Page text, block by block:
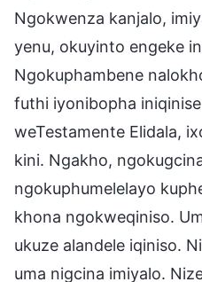
Ngokwenza kanjalo,
yenu, okuyinto engeke
Ngokuphambene
futhi iyonibopha
weTestamente Elidala,
kini. Ngakho,
ngokuphumelelayo
khona ngokweqiniso.
ukuze alandele iqiniso.
uma nigcina imiyalo.